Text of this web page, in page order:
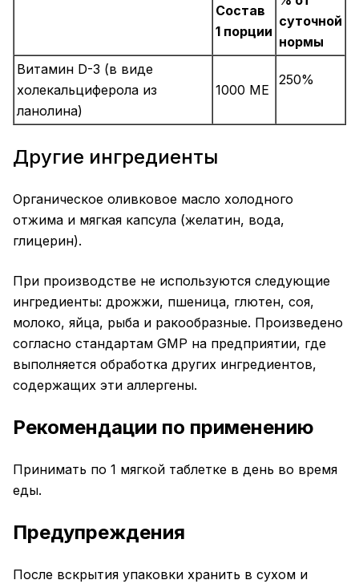
Состав
1 порции
суточной
нормы
Витамин D-3 (в виде
холекальциферола из
ланолина)
1000 МЕ
250%
Другие ингредиенты
Органическое оливковое масло холодного
отжима и мягкая капсула (желатин, вода,
глицерин).
При производстве не используются следующие
ингредиенты: дрожжи, пшеница, глютен, соя,
молоко, яйца, рыба и ракообразные. Произведено
согласно стандартам GMP на предприятии, где
выполняется обработка других ингредиентов,
содержащих эти аллергены.
Рекомендации по применению
Принимать по 1 мягкой таблетке в день во время
еды.
Предупреждения
После вскрытия упаковки хранить в сухом и